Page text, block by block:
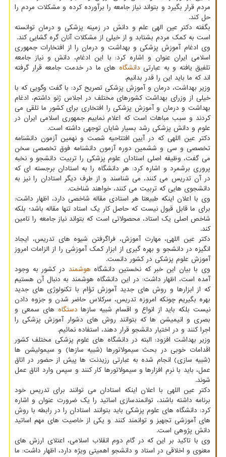
مردم قرار بگیرد و بتواند نیاز جامعه را برآورده کرده و مشکلات مردم را
حل کند.
بگفته دکتر عین الهی علم و دانش در زمینه پزشکی و درمان توانسته
است به کمک مردم بشتابد و از خیلی از مشکلات آنان گره گشایی کند.
وی ادغام آموزش پزشکی و بهداشت و درمان را از افتخارات جمهوری
اسلامی ایران عنوان و اشاره کرد: با این ادغام، دانش و نیاز جامعه
تلفیق یافته و به عبارتی دانشگاه های ما در خدمت جامعه قرار گرفته
اند که ما باید این را قدر بدانیم.
وزیر بهداشت، درمان و آموزش پزشکی تصریح کرد: با گفت وگویی که با
خیلی از وزرای بهداشت کشورهای مختلف در اجلاس ژنو داشتم، ادغام
بهداشت و درمان و آموزش پزشکی را افتخاری برای کشور ما تلقی می
کردند و سبب مباهات است که اعلام نماییم جمهوری اسلامی ایران در
علوم و دانش پزشکی رشد بسیار شایان توجهی داشته است.
دکتر عین اللهی که در آیین افتتاحیه شصت و نهمین آزمون دانشنامه
تخصصی و سی و ششمین دوره آزمون دانشنامه فوق تخصصی سخن
می گفت، وظیفه اصلی استادان علوم پزشکی را تربیت دانشجو و نخبه
پروری برشمرد و اشاره کرد: هر دانشگاه را به استادان برجسته ای که
در آن تدریس می کنند، می شناسند و از طرف دیگر استادان را نیز به
دانشجوی هایی که تربیت می کنند، خواهند شناخت.
وی با اعلان اینکه طبیعتا هر استادی مقاله شاخصی دارد، اظهار داشت:
برای ما قابل قبول نیست که حاصل کار یک استاد تنها مقاله باشد؛ بلکه
شاخص اصلی یک استاد، محصولاتی است که بتواند نیاز جامعه را تامین
کند.
دکتر عین اللهی، مهارت آموزش، فراگرفتن شیوه های تدریس، ایجاد
انگیزه در دانشجو و بهره گیری از ابزار کمک آموزشی را از الزامات امروز
آموزش علوم پزشکی در کشور دانست.
وی با بیان این خبر که نخستین دانشگاه هوشمند در کشور به وجود
آمده است، اظهار داشت: در این دانشگاه هوشمند به دنبال آن هستیم
که از ابزارها و روش های جدید آموزش تؤام با تکنولوژی های جدید
بهره بگیریم چونکه امروزه تدریس، سرکلاس حاضر شدن و جزوه دادن
نیست بلکه باید از انواع و اقسام شبیه سازها دستگاه های سمعی و
بصری و انیمیشن ها که بتوانند روش های دشوار آموزش پزشکی را
اجرا کنند و در اختیار دانشجو قرار دهند، استفاده نمائیم.
وزیر بهداشت افزود: البته در دانشگاه های علوم پزشکی مختلف کشور
اقدامات خوبی در بحث سیمولاتورها (شبیه سازها) و سیمولیشن ها
(شبیه سازی) انجام شده به عبارتی رزیدنت ها پیش از حضور در اتاق
عمل، باید با نرم افزارها و سیمولاتورها کار کنند و سپس وارد اتاق عمل
شوند.
دکتر عین اللهی با اعلان اینکه استادان می توانند برای تدریس خود
برنامه داشته باشند، توانمندسازی اساتید را یک ضرورت عنوان و اشاره
کرد: دانشگاه های علوم پزشکی باید بتوانند استادان را در رابطه با روش
های آموزشی تجهیز و توانمند کنند و یکی از خاصیت های مهم اساتید
دانش پژوهی است.
وی با تاکید بر این که در گام دوم انقلاب اسلامی، اعتلای ارزش های
معنوی و اخلاقی در استاد و دانشجو اهمیتی ویژه دارد، اظهار داشت: ما